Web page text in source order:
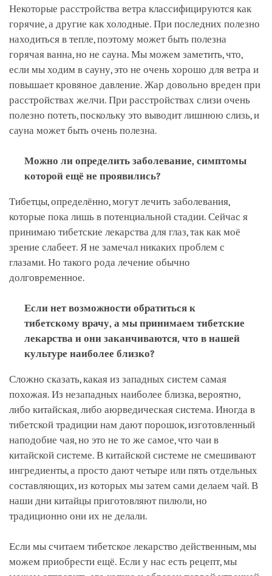
Некоторые расстройства ветра классифицируются как
горячие, а другие как холодные. При последних полезно
находиться в тепле, поэтому может быть полезна
горячая ванна, но не сауна. Мы можем заметить, что,
если мы ходим в сауну, это не очень хорошо для ветра и
повышает кровяное давление. Жар довольно вреден при
расстройствах желчи. При расстройствах слизи очень
полезно потеть, поскольку это выводит лишнюю слизь, и
сауна может быть очень полезна.
Можно ли определить заболевание, симптомы
которой ещё не проявились?
Тибетцы, определённо, могут лечить заболевания,
которые пока лишь в потенциальной стадии. Сейчас я
принимаю тибетские лекарства для глаз, так как моё
зрение слабеет. Я не замечал никаких проблем с
глазами. Но такого рода лечение обычно
долговременное.
Если нет возможности обратиться к
тибетскому врачу, а мы принимаем тибетские
лекарства и они заканчиваются, что в нашей
культуре наиболее близко?
Сложно сказать, какая из западных систем самая
похожая. Из незападных наиболее близка, вероятно,
либо китайская, либо аюрведическая система. Иногда в
тибетской традиции нам дают порошок, изготовленный
наподобие чая, но это не то же самое, что чаи в
китайской системе. В китайской системе не смешивают
ингредиенты, а просто дают четыре или пять отдельных
составляющих, из которых мы затем сами делаем чай. В
наши дни китайцы приготовляют пилюли, но
традиционно они их не делали.
Если мы считаем тибетское лекарство действенным, мы
можем приобрести ещё. Если у нас есть рецепт, мы